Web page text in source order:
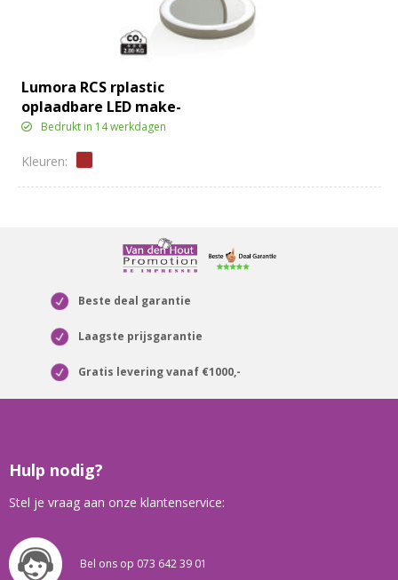
Lumora RCS rplastic
oplaadbare LED make-
upspiegel
Bedrukt in 14 werkdagen
Beste deal garantie
Laagste prijsgarantie
Gratis levering vanaf €1000,-
Hulp nodig?
Stel je vraag aan onze klantenservice:
Bel ons op 073 642 39 01